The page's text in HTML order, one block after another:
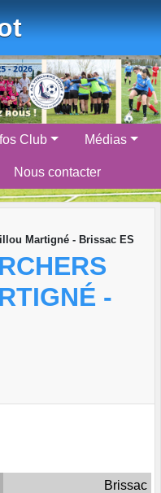
Club Médias
Nous contacter
Martigné - Brissac ES
-
Brissac